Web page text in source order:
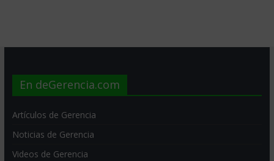
En deGerencia.com
Artículos de Gerencia
Noticias de Gerencia
Videos de Gerencia